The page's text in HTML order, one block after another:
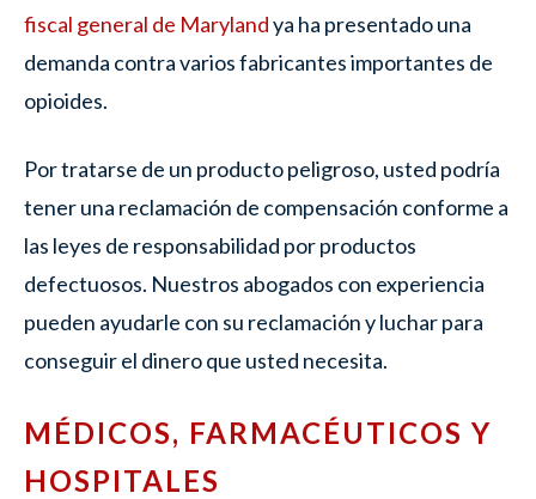
fiscal general de Marylandya ha presentado una
demanda contra varios fabricantes importantes de
opioides.
Por tratarse de un producto peligroso, usted podría
tener una reclamación de compensación conforme a
las leyes de responsabilidad por productos
defectuosos. Nuestros abogados con experiencia
pueden ayudarle con su reclamación y luchar para
conseguir el dinero que usted necesita.
MÉDICOS, FARMACÉUTICOS Y
HOSPITALES